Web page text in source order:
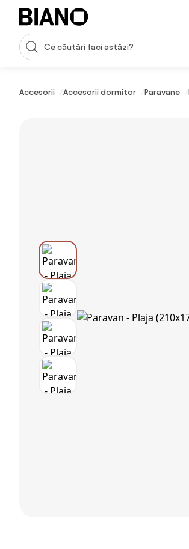
Sari peste navigare, accesează conținutul
Introducerea căutării
Accesorii Accesorii dormitor Paravane